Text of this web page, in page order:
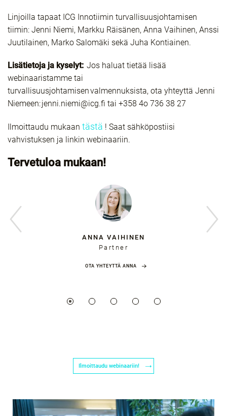
Linjoilla tapaat ICG Innotiimin turvallisuusjohtamisen
tiimin: Jenni Niemi, Markku Räisänen, Anna Vaihinen, Anssi
Juutilainen, Marko Salomäki sekä Juha Kontiainen.
Lisätietoja ja kyselyt: Jos haluat tietää lisää
webinaaristamme tai
turvallisuusjohtamisen valmennuksista, ota yhteyttä Jenni
Niemeen: jenni.niemi@icg.fi tai +358 4o 736 38 27
Ilmoittaudu mukaan tästä ! Saat sähköpostiisi
vahvistuksen ja linkin webinaariin.
Tervetuloa mukaan!
ANNA VAIHINEN
Partner
OTA YHTEYTTÄ ANNA
Ilmoittaudu webinaariin!